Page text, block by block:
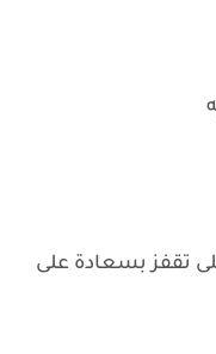
تقفز بسعادة على